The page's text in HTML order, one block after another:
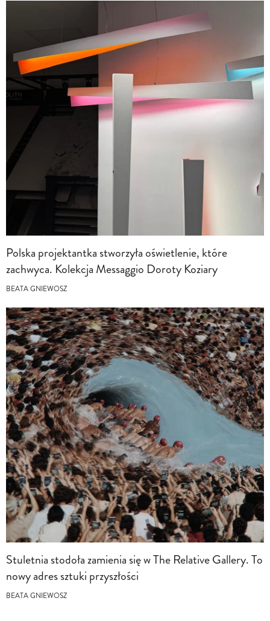
Polska projektantka stworzyła oświetlenie, które
zachwyca. Kolekcja Messaggio Doroty Koziary
BEATA GNIEWOSZ
Stuletnia stodoła zamienia się w The Relative Gallery. To
nowy adres sztuki przyszłości
BEATA GNIEWOSZ